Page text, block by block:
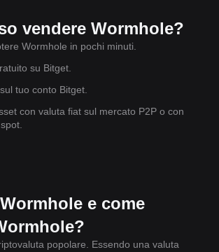
vendere Wormhole?
Wormhole in pochi minuti.
su Bitget.
tuo conto Bitget.
con valuta fiat sul mercato P2P o con
e come
popolare. Essendo una valuta